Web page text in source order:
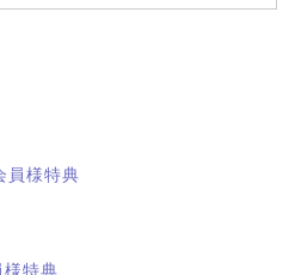
員様特典
様特典